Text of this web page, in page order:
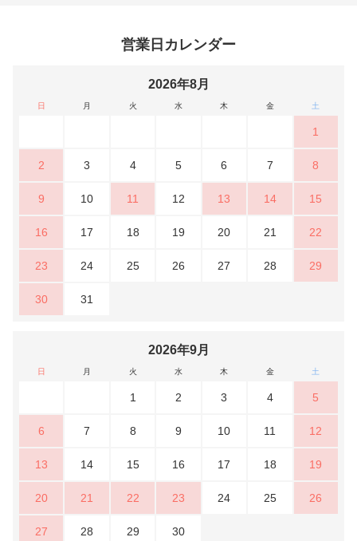
営業日カレンダー
2026年8月
日 月 火 水 木 金 土
1
2 3 4 5 6 7 8
9 10 11 12 13 14 15
16 17 18 19 20 21 22
23 24 25 26 27 28 29
30 31
2026年9月
日 月 火 水 木 金 土
1 2 3 4 5
6 7 8 9 10 11 12
13 14 15 16 17 18 19
20 21 22 23 24 25 26
27 28 29 30